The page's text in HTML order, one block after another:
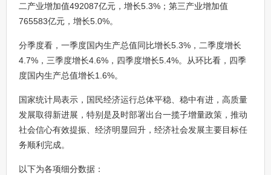
二产业增加值492087亿元，增长5.3%；第三产业增加值
765583亿元，增长5.0%。
分季度看，一季度国内生产总值同比增长5.3%，二季度增长
4.7%，三季度增长4.6%，四季度增长5.4%。从环比看，四季
度国内生产总值增长1.6%。
国家统计局表示，国民经济运行总体平稳、稳中有进，高质量
发展取得新进展，特别是及时部署出台一揽子增量政策，推动
社会信心有效提振、经济明显回升，经济社会发展主要目标任
务顺利完成。
以下为各项细分数据：